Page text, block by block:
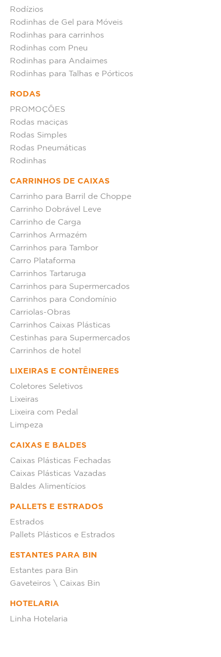
Rodízios
Rodinhas de Gel para Móveis
Rodinhas para carrinhos
Rodinhas com Pneu
Rodinhas para Andaimes
Rodinhas para Talhas e Pórticos
RODAS
PROMOÇÕES
Rodas maciças
Rodas Simples
Rodas Pneumáticas
Rodinhas
CARRINHOS DE CAIXAS
Carrinho para Barril de Choppe
Carrinho Dobrável Leve
Carrinho de Carga
Carrinhos Armazém
Carrinhos para Tambor
Carro Plataforma
Carrinhos Tartaruga
Carrinhos para Supermercados
Carrinhos para Condomínio
Carriolas-Obras
Carrinhos Caixas Plásticas
Cestinhas para Supermercados
Carrinhos de hotel
LIXEIRAS E CONTÊINERES
Coletores Seletivos
Lixeiras
Lixeira com Pedal
Limpeza
CAIXAS E BALDES
Caixas Plásticas Fechadas
Caixas Plásticas Vazadas
Baldes Alimentícios
PALLETS E ESTRADOS
Estrados
Pallets Plásticos e Estrados
ESTANTES PARA BIN
Estantes para Bin
Gaveteiros \ Caixas Bin
HOTELARIA
Linha Hotelaria